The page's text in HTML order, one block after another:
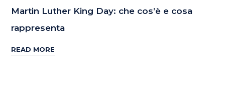
Martin Luther King Day: che cos’è e cosa
rappresenta
READ MORE